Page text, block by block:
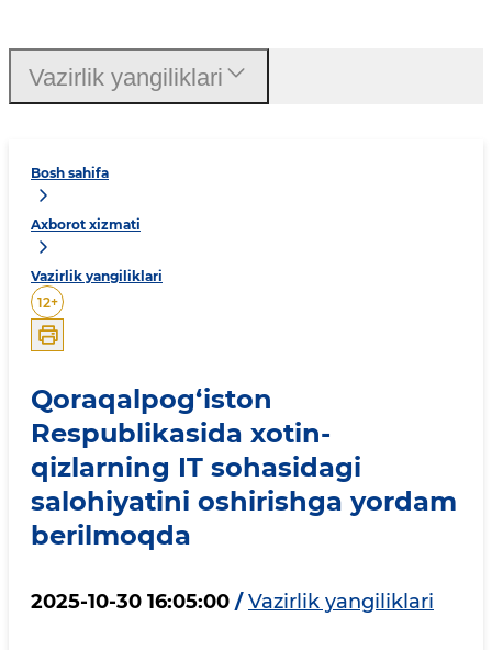
Bosh sahifa
Axborot xizmati
Vazirlik yangiliklari
12+
Qoraqalpog‘iston
Respublikasida xotin-
qizlarning IT sohasidagi
salohiyatini oshirishga yordam
berilmoqda
2025-10-30 16:05:00 / Vazirlik yangiliklari
Vazirlik yangiliklari